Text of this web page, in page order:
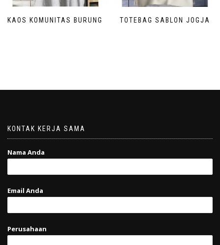
KAOS KOMUNITAS BURUNG TOTEBAG SABLON JOGJA
KONTAK KERJA SAMA
Nama Anda
Email Anda
Perusahaan